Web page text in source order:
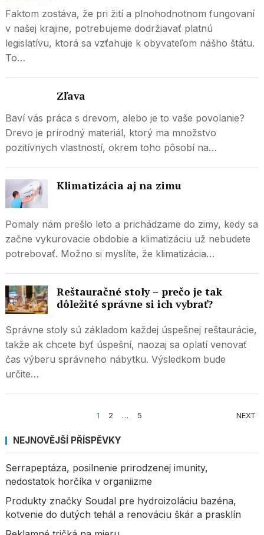
Faktom zostáva, že pri žití a plnohodnotnom fungovaní
v našej krajine, potrebujeme dodržiavať platnú
legislatívu, ktorá sa vzťahuje k obyvateľom nášho štátu.
To…
Zľava
Baví vás práca s drevom, alebo je to vaše povolanie?
Drevo je prírodný materiál, ktorý ma množstvo
pozitívnych vlastností, okrem toho pôsobí na…
Klimatizácia aj na zimu
Pomaly nám prešlo leto a prichádzame do zimy, kedy sa
začne vykurovacie obdobie a klimatizáciu už nebudete
potrebovať. Možno si myslíte, že klimatizácia…
Reštauračné stoly – prečo je tak
dôležité správne si ich vybrať?
Správne stoly sú základom každej úspešnej reštaurácie,
takže ak chcete byť úspešní, naozaj sa oplatí venovať
čas výberu správneho nábytku. Výsledkom bude
určite…
1 2 … 5 NEXT
NEJNOVĚJŠÍ PŘÍSPĚVKY
Serrapeptáza, posilnenie prirodzenej imunity,
nedostatok horčíka v organiizme
Produkty značky Soudal pre hydroizoláciu bazéna,
kotvenie do dutých tehál a renováciu škár a prasklín